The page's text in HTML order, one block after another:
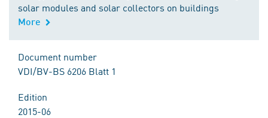
solar modules and solar collectors on buildings
More
Document number
VDI/BV-BS 6206 Blatt 1
Edition
2015-06